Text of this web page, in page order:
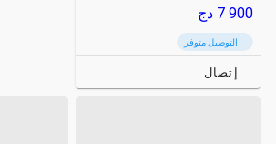
7 900 دج
التوصيل متوفر
إتصال